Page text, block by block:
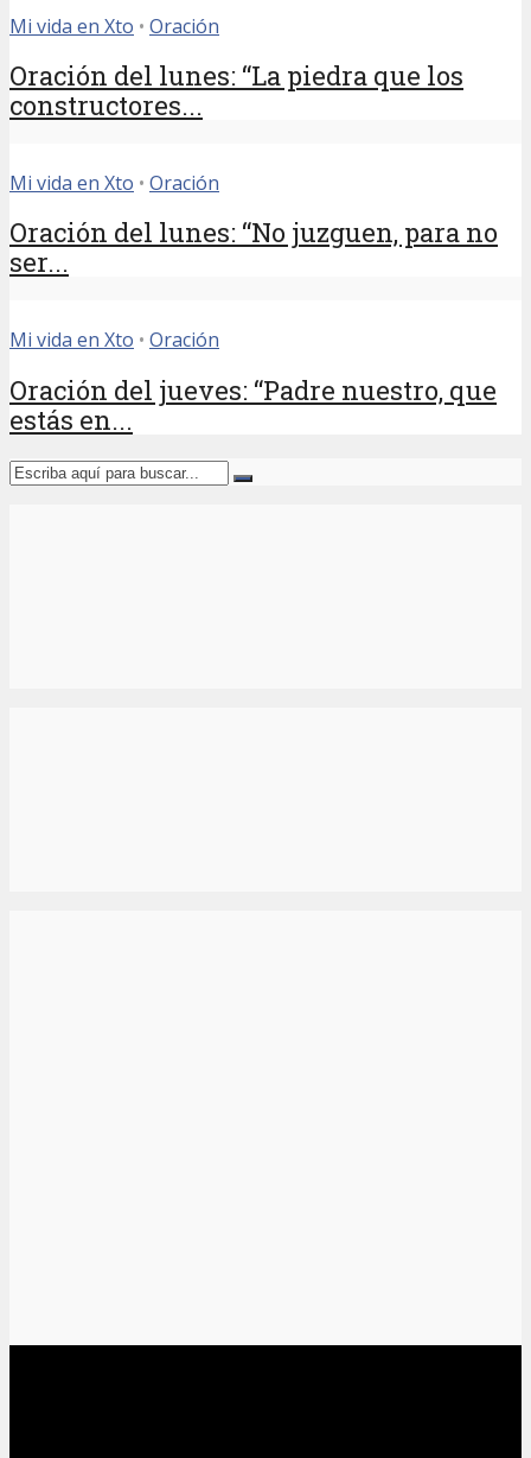
Mi vida en Xto • Oración
Oración del lunes: “La piedra que los
constructores...
Mi vida en Xto • Oración
Oración del lunes: “No juzguen, para no
ser...
Mi vida en Xto • Oración
Oración del jueves: “Padre nuestro, que
estás en...